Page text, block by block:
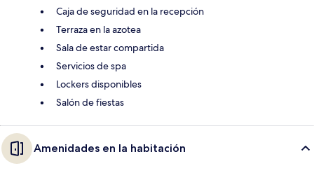
Caja de seguridad en la recepción
Terraza en la azotea
Sala de estar compartida
Servicios de spa
Lockers disponibles
Salón de fiestas
Amenidades en la habitación